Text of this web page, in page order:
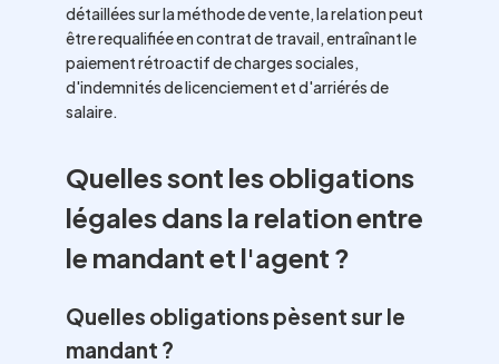
détaillées sur la méthode de vente, la relation peut
être requalifiée en contrat de travail, entraînant le
paiement rétroactif de charges sociales,
d'indemnités de licenciement et d'arriérés de
salaire.
Quelles sont les obligations
légales dans la relation entre
le mandant et l'agent ?
Quelles obligations pèsent sur le
mandant ?